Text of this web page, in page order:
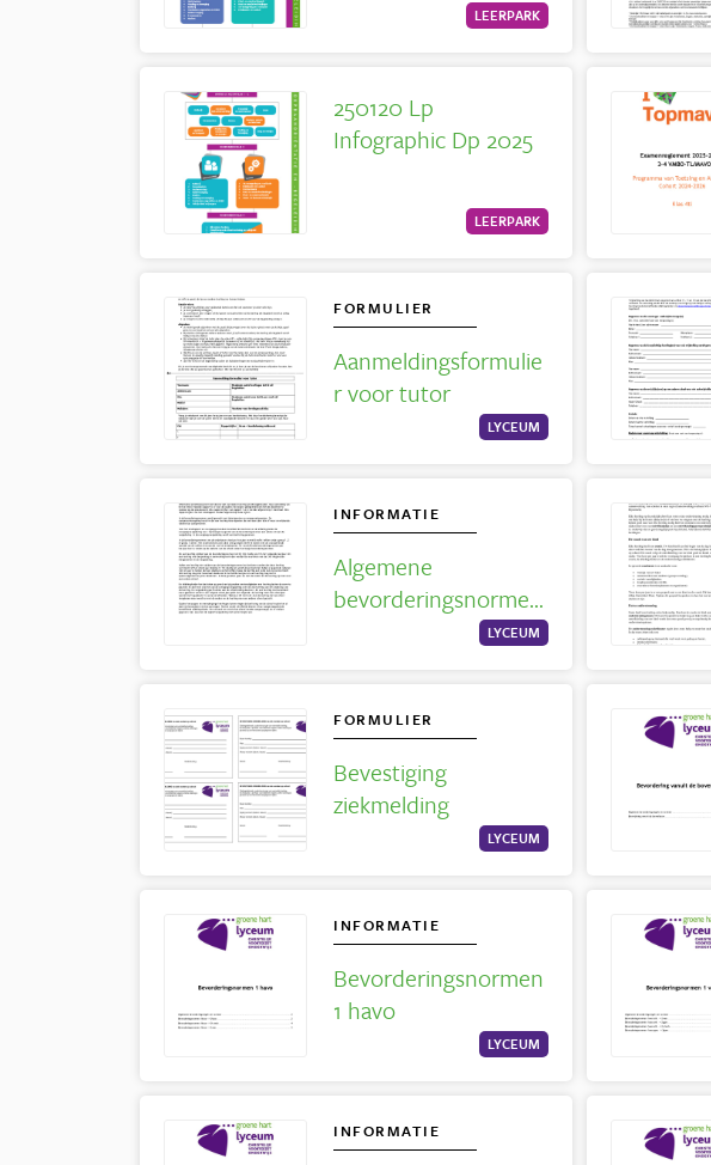
LEERPARK
250120 Lp
Infographic Dp 2025
LEERPARK
FORMULIER
Aanmeldingsformulie
r voor tutor
LYCEUM
INFORMATIE
Algemene
bevorderingsnormen
LYCEUM
FORMULIER
Bevestiging
ziekmelding
LYCEUM
INFORMATIE
Bevorderingsnormen
1 havo
LYCEUM
INFORMATIE